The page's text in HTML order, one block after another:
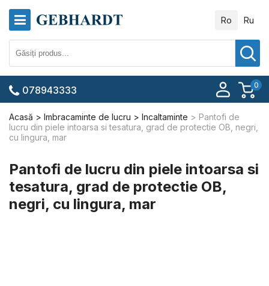
Ro Ru
0
078943333
Acasă Imbracaminte de lucru Incaltaminte
Pantofi de
lucru din piele intoarsa si tesatura, grad de protectie OB, negri,
cu lingura, mar
Pantofi de lucru din piele intoarsa si
tesatura, grad de protectie OB,
negri, cu lingura, mar